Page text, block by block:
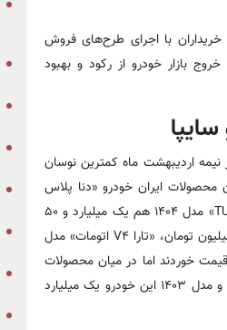
با اجرای طرح‌های فروش
بازار خودرو از رکود و بهبود
نیمه اردیبهشت ماه کمترین نوسان
محصولات ایران خودرو «دنا پلاس
تیپ یک دنده‌ای» مدل ۱۴۰۴امروز در بازار ۹۰۰ میلیون تومان و «پژو۲۰۷ اتوماتیک TU۵P» مدل ۱۴۰۴ هم یک میلیارد و ۵۰
میلیون قیمت‌گذاری شدند. در میان خودروهای داخلی «پژو پارس XUVP» هم ۸۴۵ میلیون تومان، «تارا V۴ اتومات» مدل
و «رانا پلاس» ۱۴۰۳ حدود ۷۴۵ میلیون تومان قیمت خوردند اما در میان محصولات
مونتاژی‌ این شرکت «هایما S۷ پلاس» هم ۳۵ میلیون نسبت به دیروز ریزش داشته و مدل ۱۴۰۳ این خودرو یک میلیارد